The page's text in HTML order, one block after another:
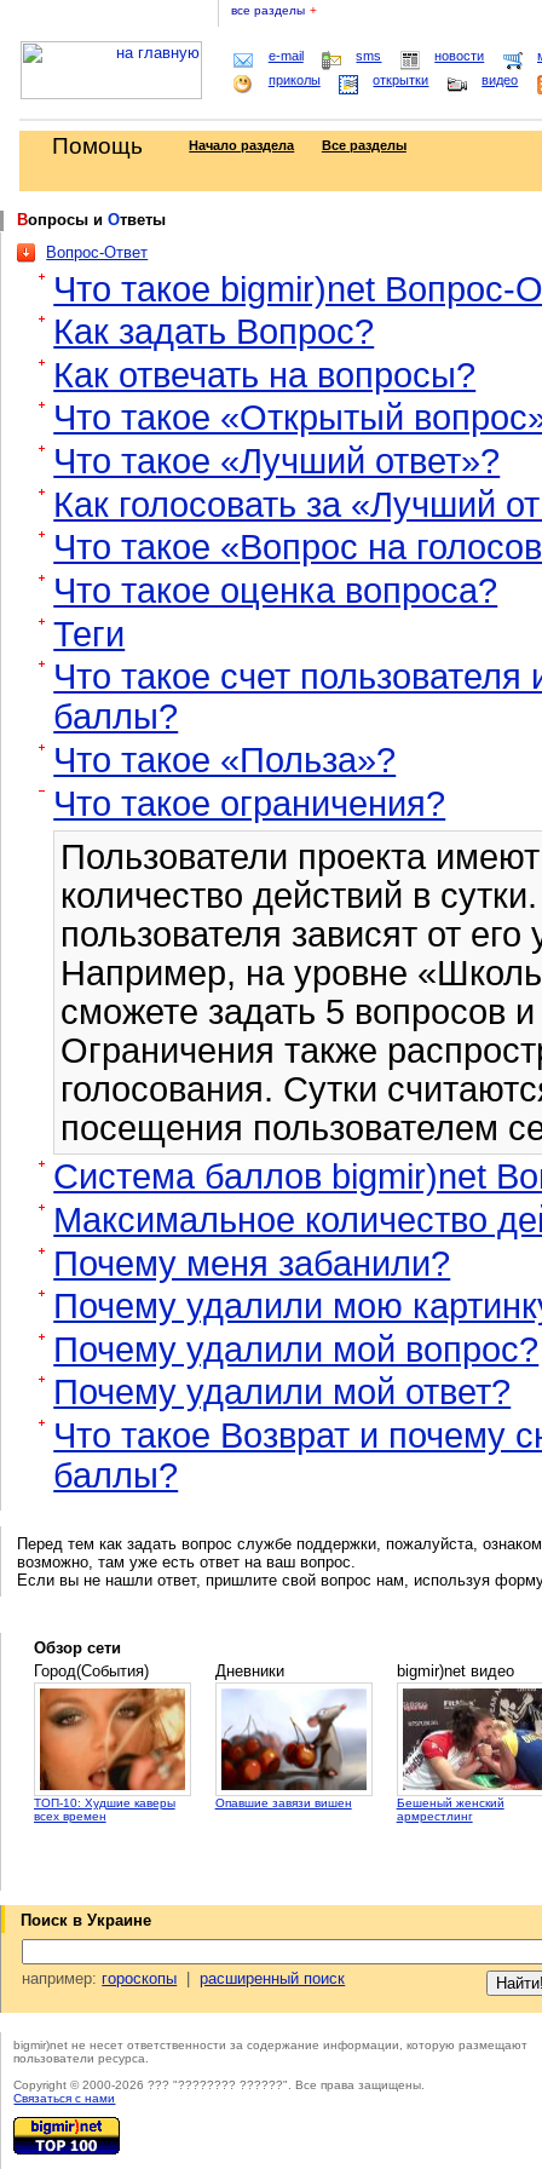
все разделы +
e-mail sms новости
приколы
открытки видео
Помощь Начало раздела Все разделы
Вопросы иОтветы
Вопрос-Ответ
Что такое bigmir)net Вопрос-
Как задать Вопрос?
Как отвечать на вопросы?
Что такое «Открытый
Что такое «Лучший ответ»?
Как голосовать за «Лучший
Что такое «Вопрос на
Что такое оценка вопроса?
Теги
Что такое счет
баллы?
Что такое «Польза»?
Что такое ограничения?
Пользователи проекта
количество действий в
пользователя зависят от его
Например, на уровне
сможете задать 5 вопросов и
Ограничения также
голосования. Сутки
посещения пользователем
Система баллов bigmir)net
Максимальное количество
Почему меня забанили?
Почему удалили мою
Почему удалили мой вопрос?
Почему удалили мой ответ?
Что такое Возврат и почему
баллы?
Перед тем как задать вопрос службе поддержки, пожалуйста,
возможно, там уже есть ответ на ваш вопрос.
Если вы не нашли ответ, пришлите свой вопрос нам, используя
Обзор сети
Город(События)
ТОП-10: Худшие каверы
всех времен
Дневники
Опавшие завязи вишен
bigmir)net видео
Бешеный женский
армрестлинг
Поиск в Украине
например:гороскопы |расширенный поиск
bigmir)net не несет ответственности за содержание информации, которую размещают
пользователи ресурса.
Copyright © 2000-2026 ??? "???????? ??????". Все права защищены.
Cвязаться с нами